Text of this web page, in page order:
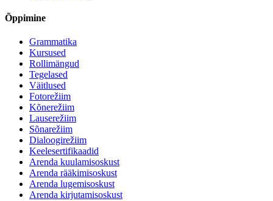
Õppimine
Grammatika
Kursused
Rollimängud
Tegelased
Väitlused
Fotorežiim
Kõnerežiim
Lauserežiim
Sõnarežiim
Dialoogirežiim
Keelesertifikaadid
Arenda kuulamisoskust
Arenda rääkimisoskust
Arenda lugemisoskust
Arenda kirjutamisoskust